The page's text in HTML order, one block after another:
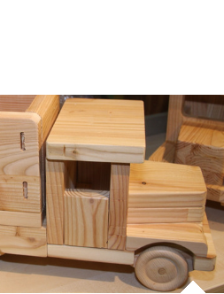
geehrt
helfen Streit schlichten!